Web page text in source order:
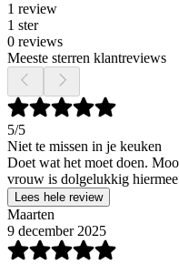
1 review
1 ster
0 reviews
Meeste sterren klantreviews
5/5
Niet te missen in je keuken
Doet wat het moet doen.
vrouw is dolgelukkig
Lees hele review
Maarten
9 december 2025